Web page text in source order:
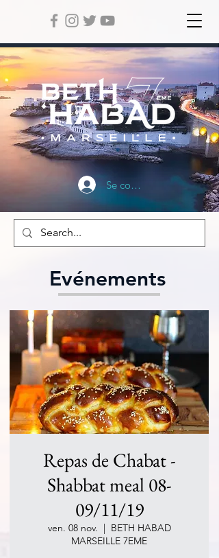
Se connecter
Evénements
Repas de Chabat -
Shabbat meal 08-
09/11/19
ven. 08 nov.
  |
BETH HABAD
MARSEILLE 7EME